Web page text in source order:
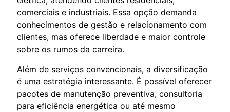
comerciais e industriais. Essa opção demanda
conhecimentos de gestão e relacionamento com
clientes, mas oferece liberdade e maior controle
sobre os rumos da carreira.
Além de serviços convencionais, a diversificação
é uma estratégia interessante. É possível oferecer
pacotes de manutenção preventiva, consultoria
para eficiência energética ou até mesmo